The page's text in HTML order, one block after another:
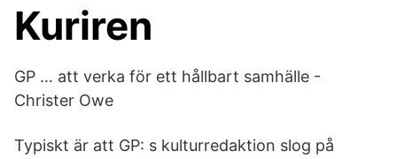
Kuriren
GP … att verka för ett hållbart samhälle -
Christer Owe
Typiskt är att GP: s kulturredaktion slog på